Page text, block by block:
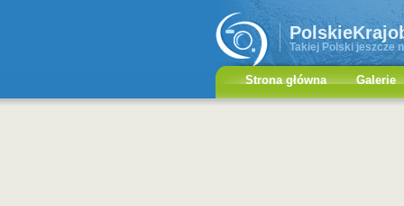
Takiej Polski jeszcze
Strona główna Galerie